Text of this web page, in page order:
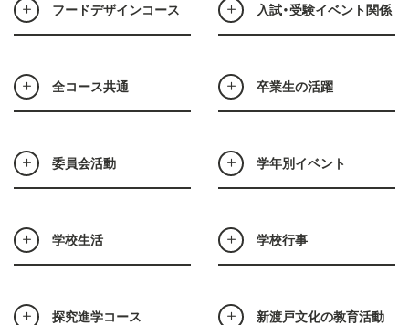
フードデザインコース 入試・受験イベント関係
全コース共通 卒業生の活躍
委員会活動 学年別イベント
学校生活 学校行事
探究進学コース 新渡戸文化の教育活動